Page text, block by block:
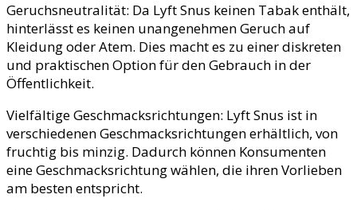
Geruchsneutralität: Da Lyft Snus keinen Tabak enthält,
hinterlässt es keinen unangenehmen Geruch auf
Kleidung oder Atem. Dies macht es zu einer diskreten
und praktischen Option für den Gebrauch in der
Öffentlichkeit.
Vielfältige Geschmacksrichtungen: Lyft Snus ist in
verschiedenen Geschmacksrichtungen erhältlich, von
fruchtig bis minzig. Dadurch können Konsumenten
eine Geschmacksrichtung wählen, die ihren Vorlieben
am besten entspricht.